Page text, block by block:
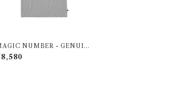
NUMBER - GENUIN
US COTTON T-SHIRT